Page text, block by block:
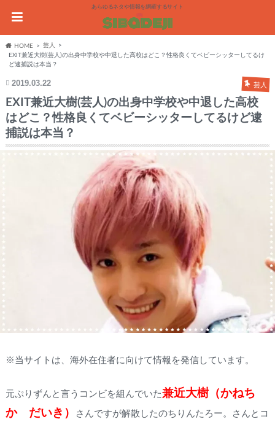
あらゆるネタや情報を網羅するサイト
HOME
芸人
EXIT兼近大樹(芸人)の出身中学校や中退した高校はどこ？性格良くてベビーシッターしてるけ
ど逮捕説は本当？
2019.03.22 芸人
EXIT兼近大樹(芸人)の出身中学校や中退した高校
はどこ？性格良くてベビーシッターしてるけど逮
捕説は本当？
※当サイトは、海外在住者に向けて情報を発信しています。
元ぷりずんと言うコンビを組んでいた兼近大樹（かねち
か だいき）
さんですが解散したのちりんたろー。さんとコ